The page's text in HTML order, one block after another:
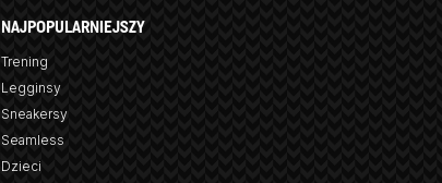
NAJPOPULARNIEJSZY
Trening
Legginsy
Sneakersy
Seamless
Dzieci